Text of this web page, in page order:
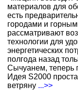
материалов для
есть
городами и
рассматривают
технологии для
энергетических
полгода назад
Сычуанем, теперь
Идея S2000
ветряну ...>>